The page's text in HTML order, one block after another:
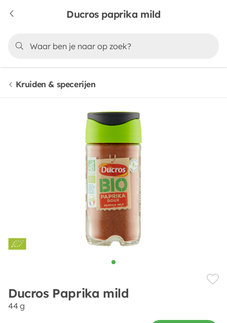
Ducros paprika mild
Kruiden & specerijen
Ducros Paprika mild
44 g